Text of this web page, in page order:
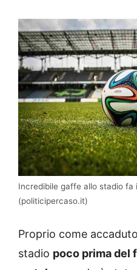
Incredibile gaffe allo stadio fa
(politicipercaso.it)
Proprio come
stadio poco prima del